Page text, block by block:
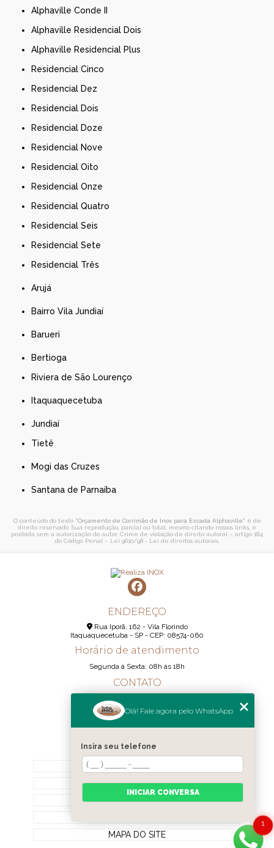
Alphaville Conde II
Alphaville Residencial Dois
Alphaville Residencial Plus
Residencial Cinco
Residencial Dez
Residencial Dois
Residencial Doze
Residencial Nove
Residencial Oito
Residencial Onze
Residencial Quatro
Residencial Seis
Residencial Sete
Residencial Três
Arujá
Bairro Vila Jundiaí
Barueri
Bertioga
Riviera de São Lourenço
Itaquaquecetuba
Jundiaí
Tietê
Mogi das Cruzes
Santana de Parnaíba
O conteúdo do texto "Orçamento de Corrimão de Inox para Escada Alphaville" é de
direito reservado. Sua reprodução, parcial ou total, mesmo citando nossos links, é
proibida sem a autorização do autor. Crime de violação de direito autoral – artigo 184
do Código Penal – Lei 9610/98 - Lei de direitos autorais.
ENDEREÇO
Rua Iporã, 162 - Vila Florindo
Itaquaquecetuba - SP - CEP: 08574-060
Horário de atendimento
Segunda á Sexta: 08h ás 18h
CONTATO
(11) 98189-1344
MENU
HOME
QUEM SOMOS
CONTATO
MAPA DO SITE
1
Olá! Fale agora pelo WhatsApp
Insira seu telefone
INICIAR CONVERSA